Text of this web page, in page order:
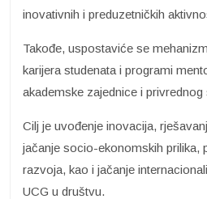
inovativnih i preduzetničkih
Takođe, uspostaviće se
karijera studenata i programi
akademske zajednice i privrednog
Cilj je uvođenje inovacija,
jačanje socio-ekonomskih prilika,
razvoja, kao i jačanje
UCG u društvu.